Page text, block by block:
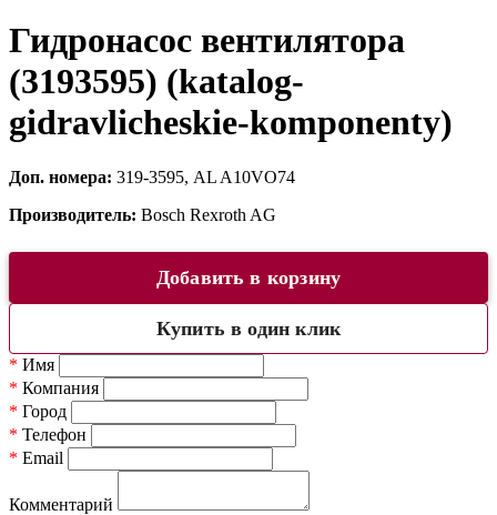
Гидронасос вентилятора
(3193595) (katalog-
gidravlicheskie-komponenty)
Доп. номера: 319-3595, AL A10VO74
Производитель: Bosch Rexroth AG
Добавить в корзину
Купить в один клик
* Имя
* Компания
* Город
* Телефон
* Email
Комментарий